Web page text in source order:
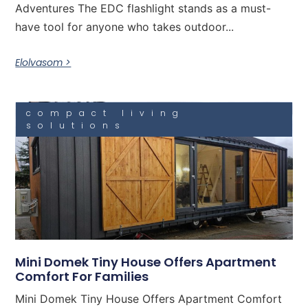
Adventures The EDC flashlight stands as a must-
have tool for anyone who takes outdoor...
Elolvasom >
compact living
solutions
Mini Domek Tiny House Offers Apartment
Comfort For Families
Mini Domek Tiny House Offers Apartment Comfort